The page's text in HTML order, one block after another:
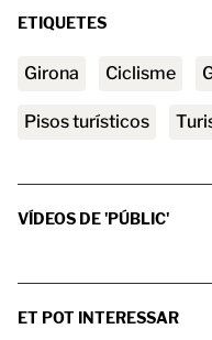
ETIQUETES
Girona ciclisme
pisos turísticos
VÍDEOS DE 'PÚBLIC'
ET POT INTERESSAR